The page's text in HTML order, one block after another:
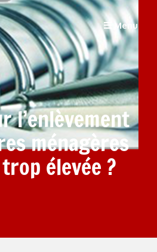
Menu
l’enlèvement
ménagères
élevée ?